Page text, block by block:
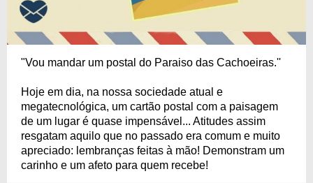
"Vou mandar um postal do Paraiso das Cachoeiras.''
Hoje em dia, na nossa sociedade atual e
megatecnológica, um cartão postal com a paisagem
de um lugar é quase impensável... Atitudes assim
resgatam aquilo que no passado era comum e muito
apreciado: lembranças feitas à mão! Demonstram um
carinho e um afeto para quem recebe!